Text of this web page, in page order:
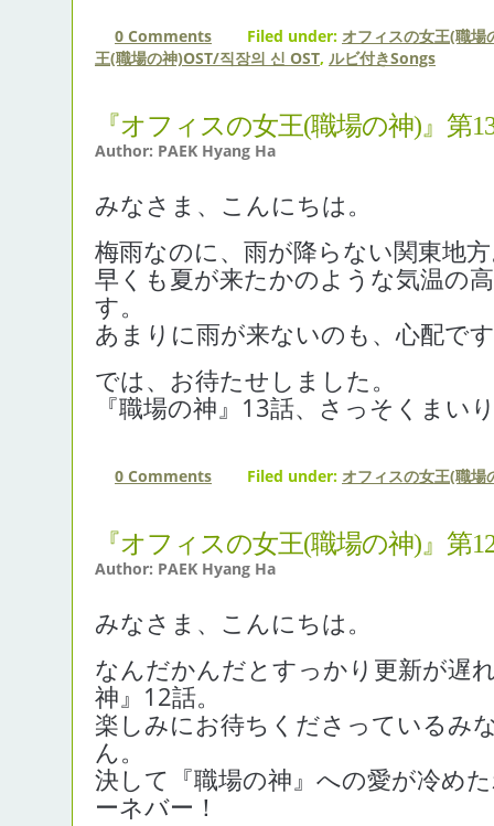
0 Comments Filed under: オフィスの女王(職場
王(職場の神)OST/직장의 신 OST, ルビ付きSongs
『オフィスの女王(職場の神)』第
Author: PAEK Hyang Ha
みなさま、こんにちは。
梅雨なのに、雨が降らない関東地
早くも夏が来たかのような気温の
す。
あまりに雨が来ないのも、心配で
では、お待たせしました。
『職場の神』13話、さっそくまい
0 Comments Filed under: オフィスの女王(職場
『オフィスの女王(職場の神)』第
Author: PAEK Hyang Ha
みなさま、こんにちは。
なんだかんだとすっかり更新が遅
神』12話。
楽しみにお待ちくださっているみ
ん。
決して『職場の神』への愛が冷め
ーネバー！